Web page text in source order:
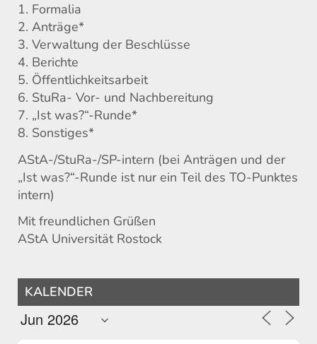
1. Formalia
2. Anträge*
3. Verwaltung der Beschlüsse
4. Berichte
5. Öffentlichkeitsarbeit
6. StuRa- Vor- und Nachbereitung
7. „Ist was?“-Runde*
8. Sonstiges*
AStA-/StuRa-/SP-intern (bei Anträgen und der
„Ist was?“-Runde ist nur ein Teil des TO-Punktes
intern)
Mit freundlichen Grüßen
AStA Universität Rostock
KALENDER